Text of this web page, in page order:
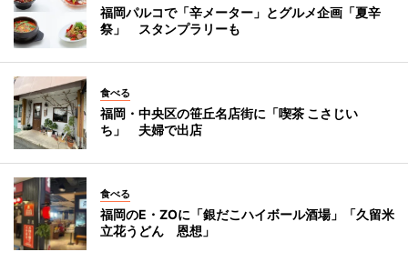
福岡パルコで「辛メーター」とグルメ企画「夏辛
祭」 スタンプラリーも
食べる
福岡・中央区の笹丘名店街に「喫茶 こさじい
ち」 夫婦で出店
食べる
福岡のE・ZOに「銀だこハイボール酒場」「久留米
立花うどん 恩想」